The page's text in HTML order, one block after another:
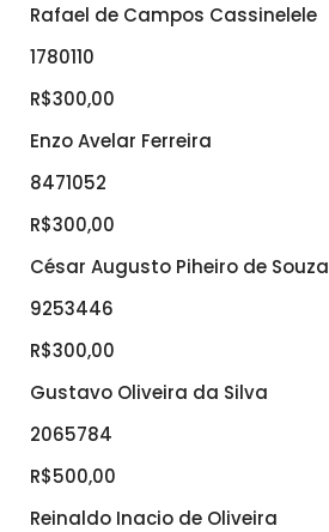
Rafael de Campos Cassinelele
1780110
R$300,00
Enzo Avelar Ferreira
8471052
R$300,00
César Augusto Piheiro de Souza
9253446
R$300,00
Gustavo Oliveira da Silva
2065784
R$500,00
Reinaldo Inacio de Oliveira